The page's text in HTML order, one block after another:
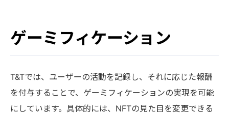
ゲーミフィケーション
T&Tでは、ユーザーの活動を記録し、それに応じた報酬
を付与することで、ゲーミフィケーションの実現を可能
にしています。具体的には、NFTの見た目を変更できる